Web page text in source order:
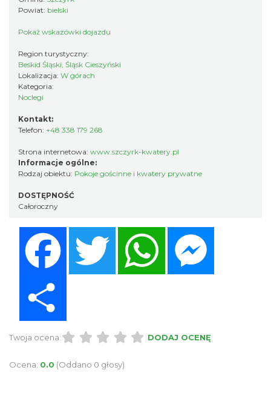
Powiat: bielski
Pokaż wskazówki dojazdu
Region turystyczny:
Beskid Śląski, Śląsk Cieszyński
Lokalizacja: W górach
Kategoria:
Noclegi
Kontakt:
Telefon: +48 338 179 268
Strona internetowa: www.szczyrk-kwatery.pl
Informacje ogólne:
Rodzaj obiektu: Pokoje gościnne i kwatery prywatne
DOSTĘPNOŚĆ
Całoroczny
Twitter WhatsApp
Twoja ocena: DODAJ OCENĘ
Ocena: 0.0 (Oddano 0 głosy)